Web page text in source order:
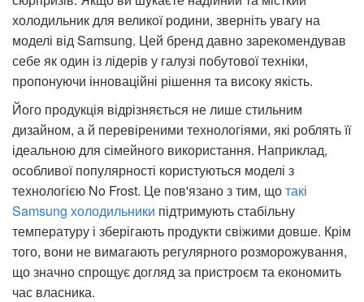
холодильник для великої родини, зверніть увагу на
моделі від Samsung. Цей бренд давно зарекомендував
себе як один із лідерів у галузі побутової техніки,
пропонуючи інноваційні рішення та високу якість.
Його продукція відрізняється не лише стильним
дизайном, а й перевіреними технологіями, які роблять її
ідеальною для сімейного використання. Наприклад,
особливої ​​популярності користуються моделі з
технологією No Frost. Це пов'язано з тим, щотакі
Samsung холодильники підтримують стабільну
температуру і зберігають продукти свіжими довше. Крім
того, вони не вимагають регулярного розморожування,
що значно спрощує догляд за пристроєм та економить
час власника.